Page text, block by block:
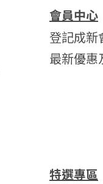
會員中心
登記成新
最新優惠
特選專區